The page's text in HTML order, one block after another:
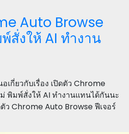
Auto Browse
สั่งให้ AI ทำงาน
กี่ยวกับเรื่อง เปิดตัว Chrome
พิมพ์สั่งให้ AI ทำงานแทนได้กันนะ
ว Chrome Auto Browse ฟีเจอร์